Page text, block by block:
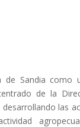
de Sandia como
de la
las